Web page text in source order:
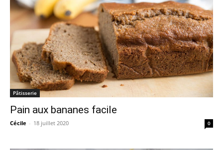
Pâtisserie
Pain aux bananes facile
Cécile - 18 juillet 2020 0